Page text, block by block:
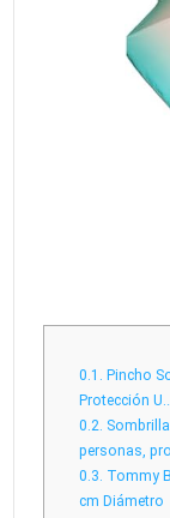
0.1.
Pincho
Protección U…
0.2.
personas,
0.3. Tommy
cm Diámetro